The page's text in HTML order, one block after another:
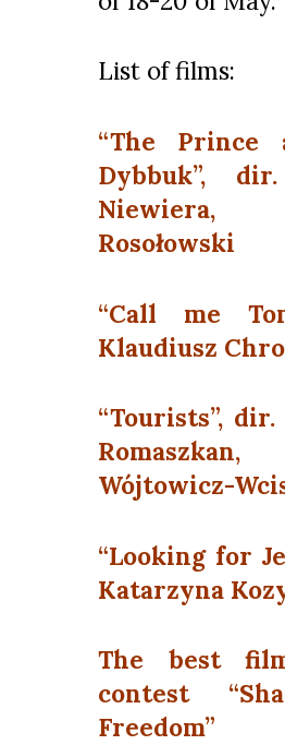
List of films:
“The Prince
Dybbuk”,
Rosołowski
“Call me
Klaudiusz
“Tourists”,
Wójtowicz-
“Looking for
Katarzyna
The best
contest
Freedom”